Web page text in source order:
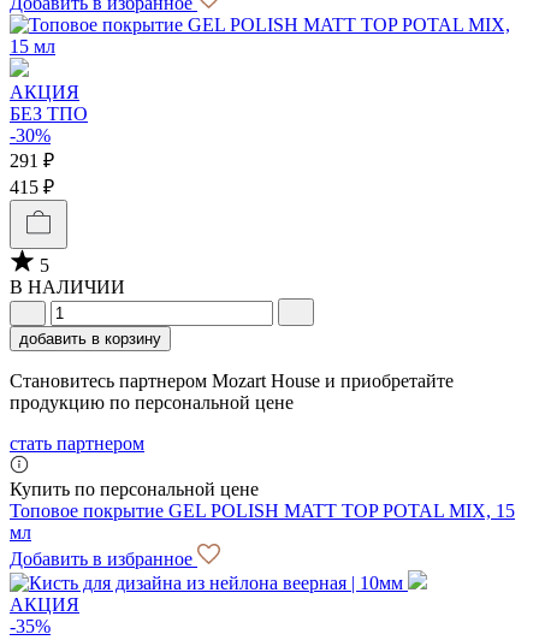
АКЦИЯ
БЕЗ ТПО
-30%
291 ₽
415 ₽
5
В НАЛИЧИИ
добавить в корзину
Становитесь партнером Mozart House и приобретайте
продукцию по персональной цене
стать партнером
Купить по персональной цене
Топовое покрытие GEL POLISH MATT TOP POTAL MIX, 15
мл
Добавить в избранное
АКЦИЯ
-35%